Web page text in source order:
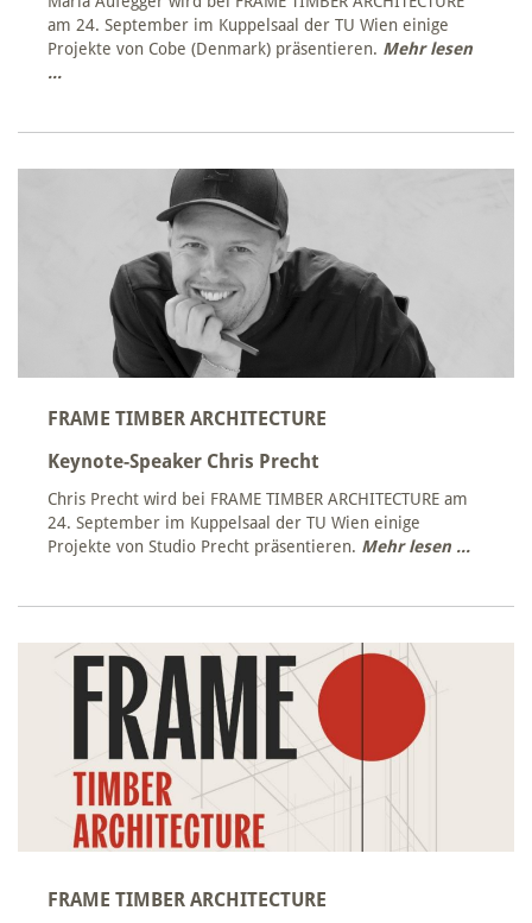
am 24. September im Kuppelsaal der TU Wien einige
Projekte von Cobe (Denmark) präsentieren. Mehr lesen
...
FRAME TIMBER ARCHITECTURE
Keynote-Speaker Chris Precht
Chris Precht wird bei FRAME TIMBER ARCHITECTURE am
24. September im Kuppelsaal der TU Wien einige
Projekte von Studio Precht präsentieren. Mehr lesen ...
FRAME TIMBER ARCHITECTURE